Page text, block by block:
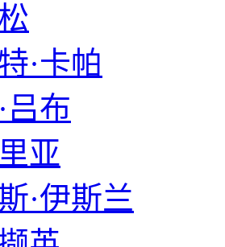
·卡帕
吕布
亚
·伊斯兰